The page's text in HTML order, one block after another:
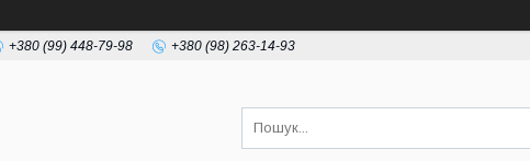
+380 (99) 448-79-98 +380 (98) 263-14-93